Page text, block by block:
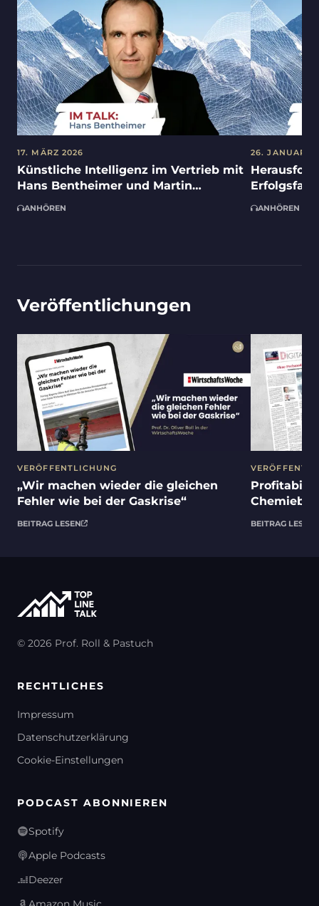
17. MÄRZ 2026
Künstliche Intelligenz im Vertrieb mit
Hans Bentheimer und Martin
Steinmeyer
ANHÖREN
26. JANUAR
mit Dr.
ANHÖREN
Veröffentlichungen
VERÖFFENTLICHUNG
„Wir machen wieder die gleichen
Fehler wie bei der Gaskrise“
BEITRAG LESEN BEITRAG LESEN
© 2026 Prof. Roll & Pastuch
RECHTLICHES
Impressum
Datenschutzerklärung
Cookie-Einstellungen
PODCAST ABONNIEREN
Spotify
Apple Podcasts
Deezer